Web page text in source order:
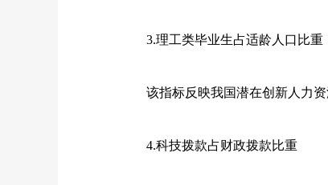
3.理工类毕业生占适龄人口比重
该指标反映我国潜在创新人力资
4.科技拨款占财政拨款比重